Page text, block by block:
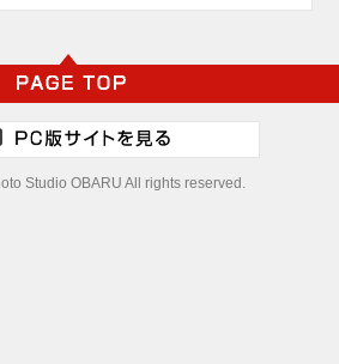
Studio OBARU All rights reserved.